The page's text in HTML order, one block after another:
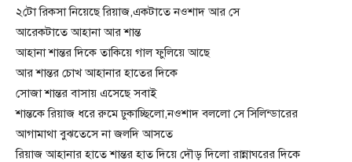
২টো রিকসা নিয়েছে রিয়াজ,একটাতে নওশাদ আর সে
আরেকটাতে আহানা আর শান্ত
আহানা শান্তর দিকে তাকিয়ে গাল ফুলিয়ে আছে
আর শান্তর চোখ আহানার হাতের দিকে
সোজা শান্তর বাসায় এসেছে সবাই
শান্তকে রিয়াজ ধরে রুমে ঢুকাচ্ছিলো,নওশাদ বললো সে সিলিন্ডারের
আগামাথা বুঝতেসে না জলদি আসতে
রিয়াজ আহানার হাতে শান্তর হাত দিয়ে দৌড় দিলো রান্নাঘরের দিকে